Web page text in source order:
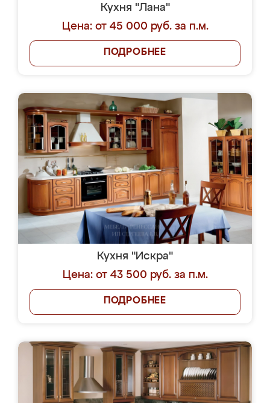
Кухня "Лана"
Цена: от 45 000 руб. за п.м.
ПОДРОБНЕЕ
Кухня "Искра"
Цена: от 43 500 руб. за п.м.
ПОДРОБНЕЕ